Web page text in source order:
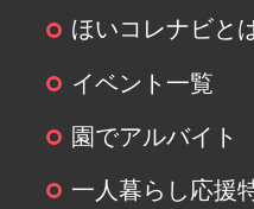
個人情報を
関する情報
は、ご要望
(７)保有個人
ほいコレナビと
イベント一覧
園でアルバイト
一人暮らし応援